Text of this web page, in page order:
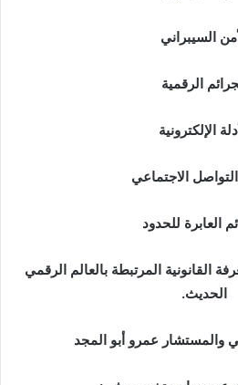
السيبراني
الرقمية
الإلكترونية
الاجتماعي
العابرة للحدود
القانونية المرتبطة بالعالم الرقمي
الحديث.
والمستشار عمرو أبو المجد